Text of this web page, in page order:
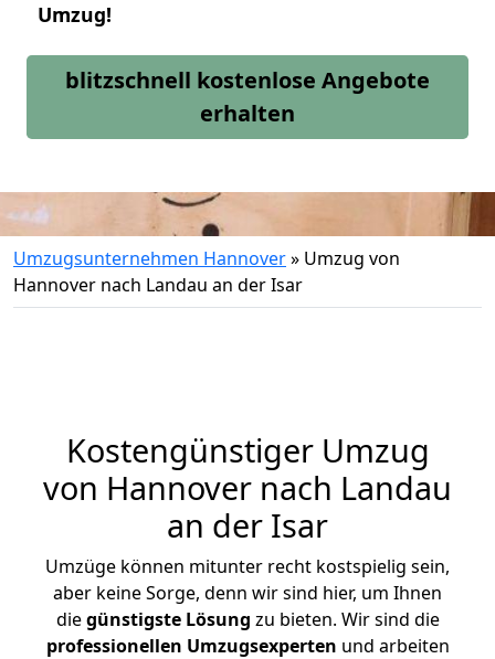
Umzug!
blitzschnell kostenlose Angebote
erhalten
Umzugsunternehmen Hannover» Umzug von
Hannover nach Landau an der Isar
Kostengünstiger Umzug
von Hannover nach Landau
an der Isar
Umzüge können mitunter recht kostspielig sein,
aber keine Sorge, denn wir sind hier, um Ihnen
diegünstigste Lösung zu bieten. Wir sind die
professionellen Umzugsexperten und arbeiten